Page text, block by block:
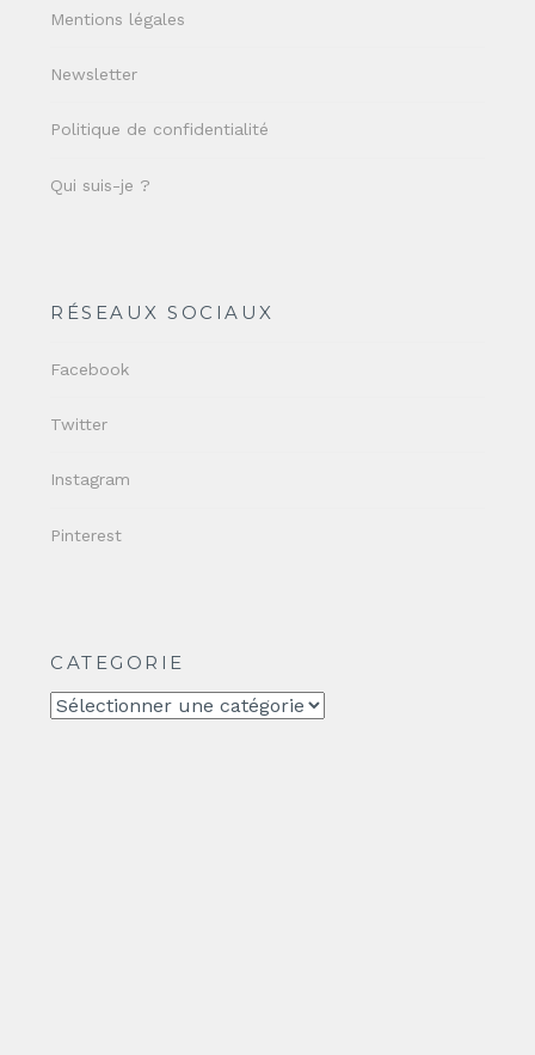
Mentions légales
Newsletter
Politique de confidentialité
Qui suis-je ?
RÉSEAUX SOCIAUX
Facebook
Twitter
Instagram
Pinterest
CATEGORIE
CATEGORIE